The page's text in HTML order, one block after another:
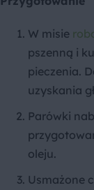
W misie
pszenną i
pieczenia.
uzyskania
Parówki
oleju.
Usmażone